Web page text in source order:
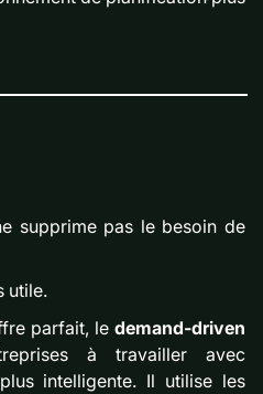
supprime pas le besoin de
utile.
parfait, le demand-driven
à travailler avec
intelligente. Il utilise les